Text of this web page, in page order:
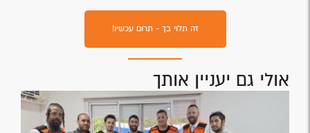
זה תלוי בך - תרום עכשיו!
אולי גם יעניין אותך